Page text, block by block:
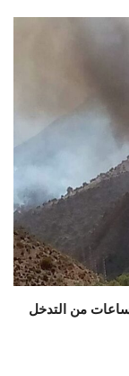
من التدخل